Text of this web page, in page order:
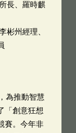
長、羅時麒
彬州經理、
為推動智慧
「創意狂想
賽。今年非